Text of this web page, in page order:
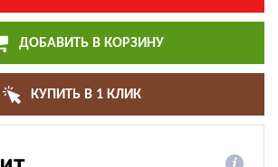
ДОБАВИТЬ В КОРЗИНУ
КУПИТЬ В 1 КЛИК